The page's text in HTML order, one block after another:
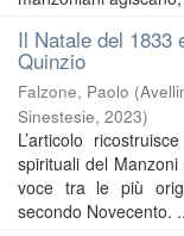
Il Natale del 1833
Quinzio
Falzone, Paolo (
Sinestesie, 2023)
L’articolo
spirituali del
voce tra le più
secondo Novecento.